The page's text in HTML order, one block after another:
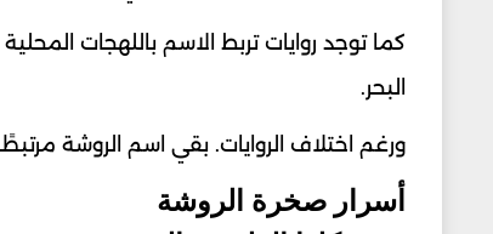
كما توجد روايات تربط الاسم باللهجات
البحر.
ورغم اختلاف الروايات. بقي اسم الروشة
أسرار صخرة الروشة